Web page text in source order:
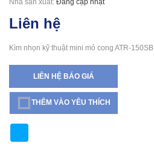
Nhà sản xuất: Đang cập nhật
Liên hệ
Kìm nhọn kỹ thuật mini mỏ cong ATR-150SB
LIÊN HỆ BÁO GIÁ
THÊM VÀO YÊU THÍCH